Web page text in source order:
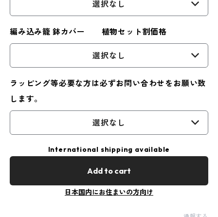
選択なし
編み込み籠 鉢カバー 植物セット割価格
選択なし
ラッピング等必要な方は必ずお問い合わせをお願い致
します。
選択なし
International shipping available
Add to cart
日本国内にお住まいの方向け